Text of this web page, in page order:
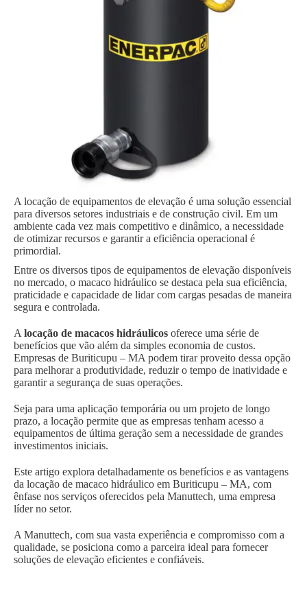
A locação de equipamentos de elevação é uma solução essencial
para diversos setores industriais e de construção civil. Em um
ambiente cada vez mais competitivo e dinâmico, a necessidade
de otimizar recursos e garantir a eficiência operacional é
primordial.
Entre os diversos tipos de equipamentos de elevação disponíveis
no mercado, o macaco hidráulico se destaca pela sua eficiência,
praticidade e capacidade de lidar com cargas pesadas de maneira
segura e controlada.
A locação de macacos hidráulicos oferece uma série de
benefícios que vão além da simples economia de custos.
Empresas de Buriticupu – MA podem tirar proveito dessa opção
para melhorar a produtividade, reduzir o tempo de inatividade e
garantir a segurança de suas operações.
Seja para uma aplicação temporária ou um projeto de longo
prazo, a locação permite que as empresas tenham acesso a
equipamentos de última geração sem a necessidade de grandes
investimentos iniciais.
Este artigo explora detalhadamente os benefícios e as vantagens
da locação de macaco hidráulico em Buriticupu – MA, com
ênfase nos serviços oferecidos pela Manuttech, uma empresa
líder no setor.
A Manuttech, com sua vasta experiência e compromisso com a
qualidade, se posiciona como a parceira ideal para fornecer
soluções de elevação eficientes e confiáveis.